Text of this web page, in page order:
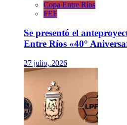
Copa Entre Ríos
FEF
Se presentó el
Entre Ríos «40°
27 julio, 2026